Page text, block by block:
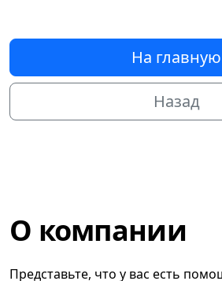
На главную
Назад
О компании
Представьте, что у вас есть